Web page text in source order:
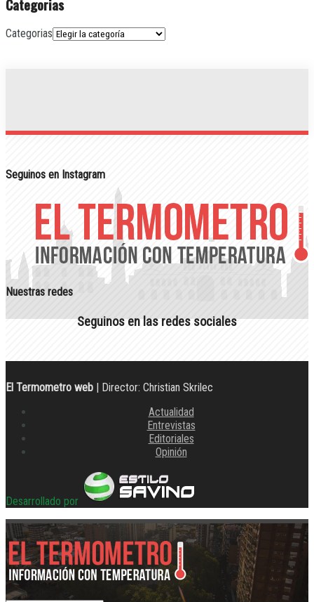
Categorias
Categorias
Seguinos en Instagram
Nuestras redes
Seguinos en las redes sociales
El Termometro web | Director: Christian Skrilec
Actualidad
Entrevistas
Editoriales
Opinión
Desarrollado por